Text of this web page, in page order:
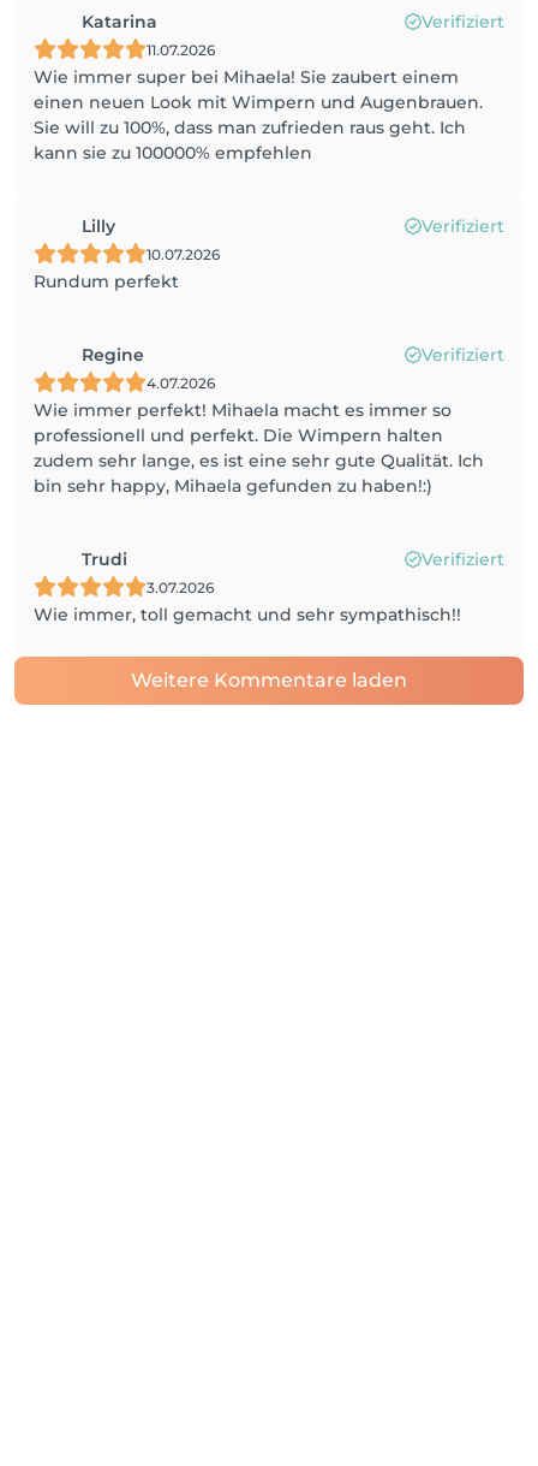
Katarina Verifiziert
11.07.2026
Wie immer super bei Mihaela! Sie zaubert einem
einen neuen Look mit Wimpern und Augenbrauen.
Sie will zu 100%, dass man zufrieden raus geht. Ich
kann sie zu 100000% empfehlen
Lilly Verifiziert
10.07.2026
Rundum perfekt
Regine Verifiziert
4.07.2026
Wie immer perfekt! Mihaela macht es immer so
professionell und perfekt. Die Wimpern halten
zudem sehr lange, es ist eine sehr gute Qualität. Ich
bin sehr happy, Mihaela gefunden zu haben!:)
Trudi Verifiziert
3.07.2026
Wie immer, toll gemacht und sehr sympathisch!!
Weitere Kommentare laden